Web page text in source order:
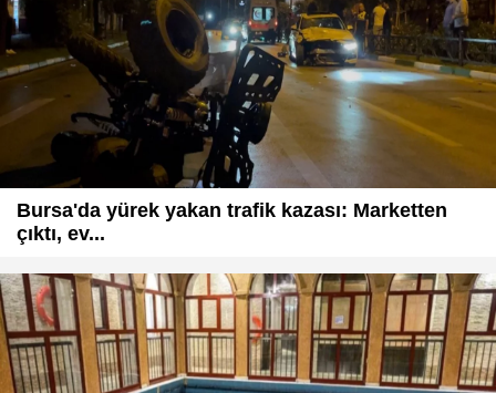
Bursa'da yürek yakan trafik kazası: Marketten
çıktı, ev...